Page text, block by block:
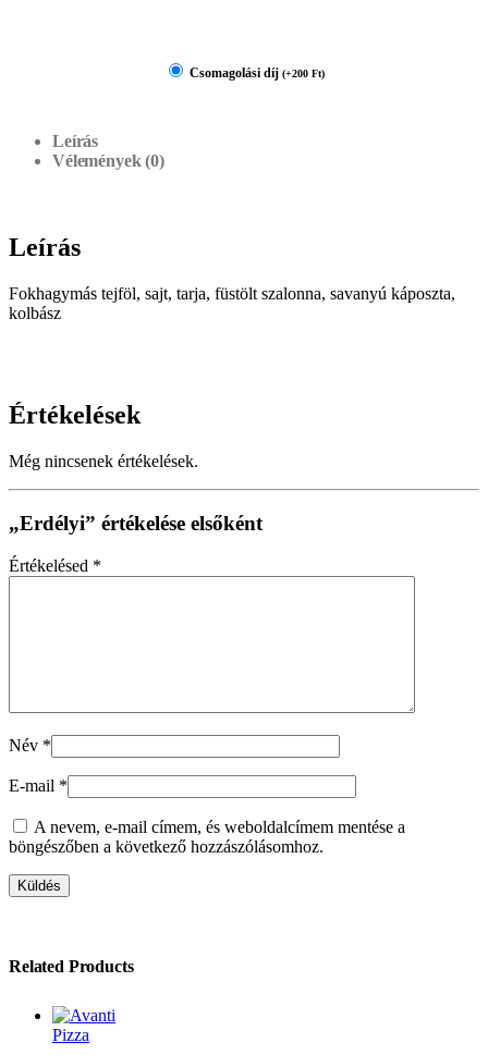
Csomagolási díj (+200 Ft)
Leírás
Vélemények (0)
Leírás
Fokhagymás tejföl, sajt, tarja, füstölt szalonna, savanyú káposzta,
kolbász
Értékelések
Még nincsenek értékelések.
„Erdélyi” értékelése elsőként
Értékelésed *
Név *
E-mail *
A nevem, e-mail címem, és weboldalcímem mentése a
böngészőben a következő hozzászólásomhoz.
Related Products
Pizza